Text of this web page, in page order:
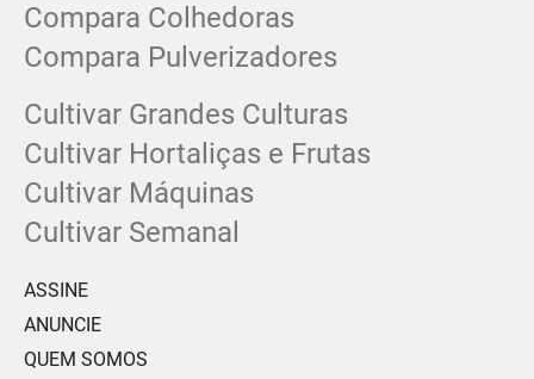
Compara Colhedoras
Compara Pulverizadores
Cultivar Grandes Culturas
Cultivar Hortaliças e Frutas
Cultivar Máquinas
Cultivar Semanal
ASSINE
ANUNCIE
QUEM SOMOS